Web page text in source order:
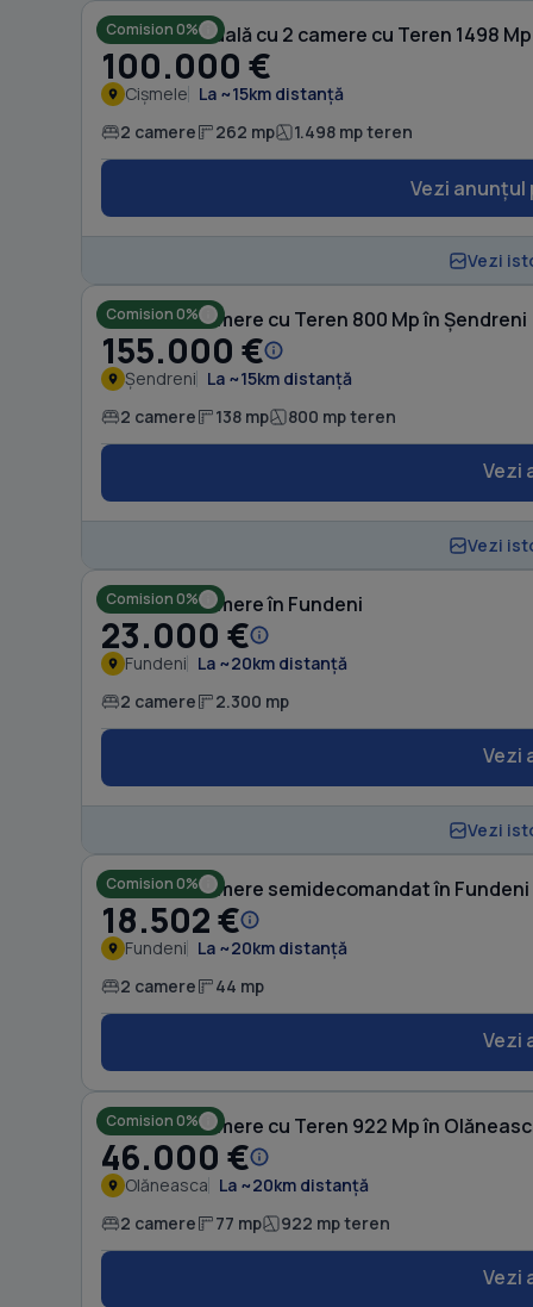
Comision 0%
Casă individuală cu 2 camere cu Teren 1498
100.000 €
Cișmele La ~15km distanță
2 camere 262 mp 1.498 mp teren
Vezi anunțul
Vezi
Comision 0%
Casă cu 2 camere cu Teren 800 Mp în Șendreni
155.000 €
Șendreni La ~15km distanță
2 camere 138 mp 800 mp teren
Vezi
Vezi
Comision 0%
Casă cu 2 camere în Fundeni
23.000 €
Fundeni La ~20km distanță
2 camere 2.300 mp
Vezi
Vezi
Comision 0%
Casă cu 2 camere semidecomandat în Fundeni
18.502 €
Fundeni La ~20km distanță
2 camere 44 mp
Vezi
Comision 0%
Casă cu 2 camere cu Teren 922 Mp în
46.000 €
Olăneasca La ~20km distanță
2 camere 77 mp 922 mp teren
Vezi